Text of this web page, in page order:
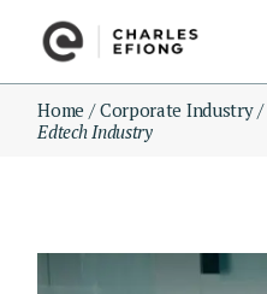
Home Corporate Industry
Edtech Industry